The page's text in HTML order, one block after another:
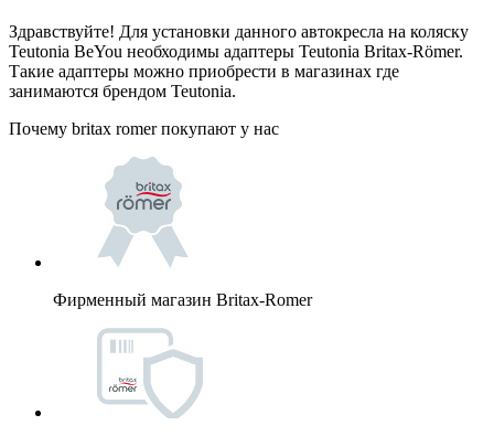
Здравствуйте! Для установки данного автокресла на коляску
Teutonia BeYou необходимы адаптеры Teutonia Britax-Römer.
Такие адаптеры можно приобрести в магазинах где
занимаются брендом Teutonia.
Почему britax romer покупают у нас
Фирменный магазин Britax-Romer